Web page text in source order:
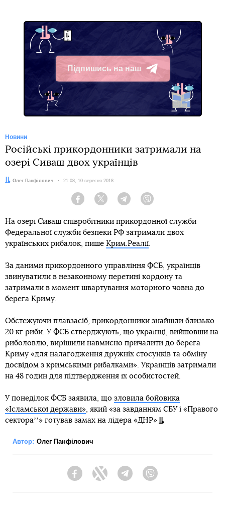
Підпишись на наш
Telegram
Новини
Російські прикордонники затримали на
озері Сиваш двох українців
Автор:
Олег Панфілович Дата:
21:08, 10 вересня 2018
Facebook Twitter Telegram
На озері Сиваш співробітники прикордонної служби
Федеральної служби безпеки РФ затримали двох
українських рибалок, пише Крим.Реалії.
За даними прикордонного управління ФСБ, українців
звинуватили в незаконному перетині кордону та
затримали в момент швартування моторного човна до
берега Криму.
Обстежуючи плавзасіб, прикордонники знайшли близько
20 кг риби. У ФСБ стверджують, що українці, вийшовши на
риболовлю, вирішили навмисно причалити до берега
Криму «для налагодження дружніх стосунків та обміну
досвідом з кримськими рибалками». Українців затримали
на 48 годин для підтвердження їх особистостей.
У понеділок ФСБ заявила, що зловила бойовика
«Ісламської держави», який «за завданням СБУ і «Правого
сектораʼʼ» готував замах на лідера «ДНР»
Автор: Олег Панфілович
FacebookTwitter Telegram